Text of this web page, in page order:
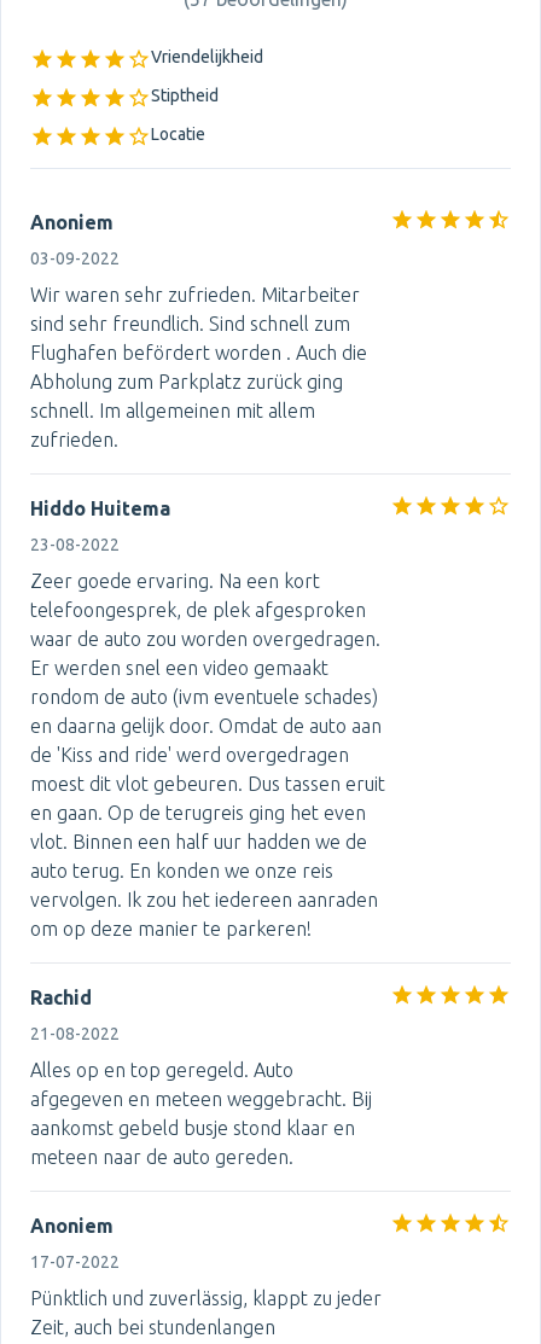
Vriendelijkheid
Stiptheid
Locatie
Anoniem
03-09-2022
Wir waren sehr zufrieden. Mitarbeiter
sind sehr freundlich. Sind schnell zum
Flughafen befördert worden . Auch die
Abholung zum Parkplatz zurück ging
schnell. Im allgemeinen mit allem
zufrieden.
Hiddo Huitema
23-08-2022
Zeer goede ervaring. Na een kort
telefoongesprek, de plek afgesproken
waar de auto zou worden overgedragen.
Er werden snel een video gemaakt
rondom de auto (ivm eventuele schades)
en daarna gelijk door. Omdat de auto aan
de 'Kiss and ride' werd overgedragen
moest dit vlot gebeuren. Dus tassen eruit
en gaan. Op de terugreis ging het even
vlot. Binnen een half uur hadden we de
auto terug. En konden we onze reis
vervolgen. Ik zou het iedereen aanraden
om op deze manier te parkeren!
Rachid
21-08-2022
Alles op en top geregeld. Auto
afgegeven en meteen weggebracht. Bij
aankomst gebeld busje stond klaar en
meteen naar de auto gereden.
Anoniem
17-07-2022
Pünktlich und zuverlässig, klappt zu jeder
Zeit, auch bei stundenlangen